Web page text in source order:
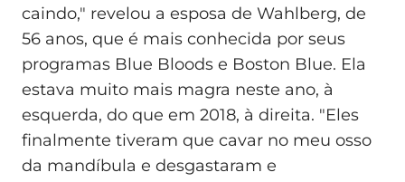
caindo," revelou a esposa de Wahlberg, de
56 anos, que é mais conhecida por seus
programas Blue Bloods e Boston Blue. Ela
estava muito mais magra neste ano, à
esquerda, do que em 2018, à direita. "Eles
finalmente tiveram que cavar no meu osso
da mandíbula e desgastaram e